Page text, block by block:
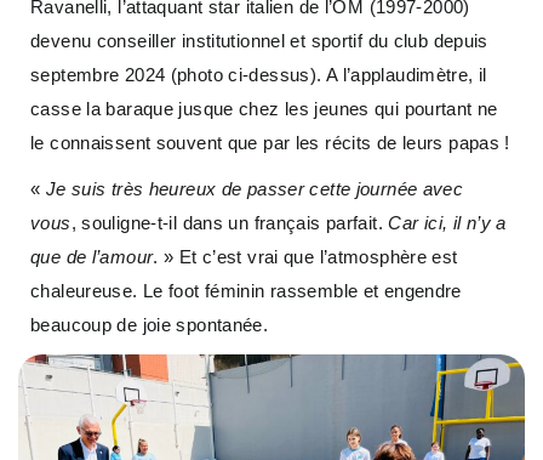
Ravanelli, l’attaquant star italien de l’OM (1997-2000)
devenu conseiller institutionnel et sportif du club depuis
septembre 2024 (photo ci-dessus). A l’applaudimètre, il
casse la baraque jusque chez les jeunes qui pourtant ne
le connaissent souvent que par les récits de leurs papas !
« Je suis très heureux de passer cette journée avec
vous, souligne-t-il dans un français parfait.Car ici, il n’y a
que de l’amour. » Et c’est vrai que l’atmosphère est
chaleureuse. Le foot féminin rassemble et engendre
beaucoup de joie spontanée.